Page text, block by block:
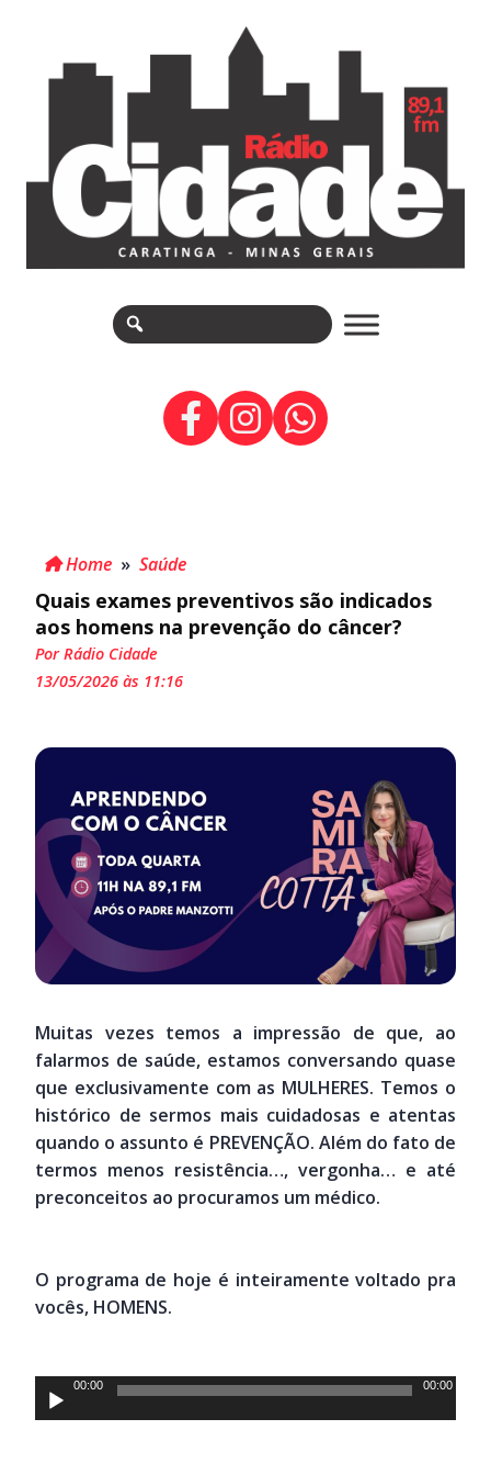
Home » Saúde
Quais exames preventivos são indicados
aos homens na prevenção do câncer?
Por Rádio Cidade
13/05/2026 às 11:16
Muitas vezes temos a impressão de que, ao
falarmos de saúde, estamos conversando quase
que exclusivamente com as MULHERES. Temos o
histórico de sermos mais cuidadosas e atentas
quando o assunto é PREVENÇÃO. Além do fato de
termos menos resistência…, vergonha… e até
preconceitos ao procuramos um médico.
O programa de hoje é inteiramente voltado pra
vocês, HOMENS.
Tocador
de
00:00 00:00